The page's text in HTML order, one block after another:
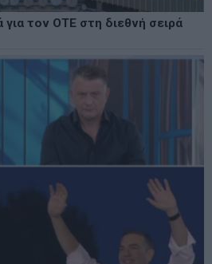
για τον ΟΤΕ στη διεθνή σειρά